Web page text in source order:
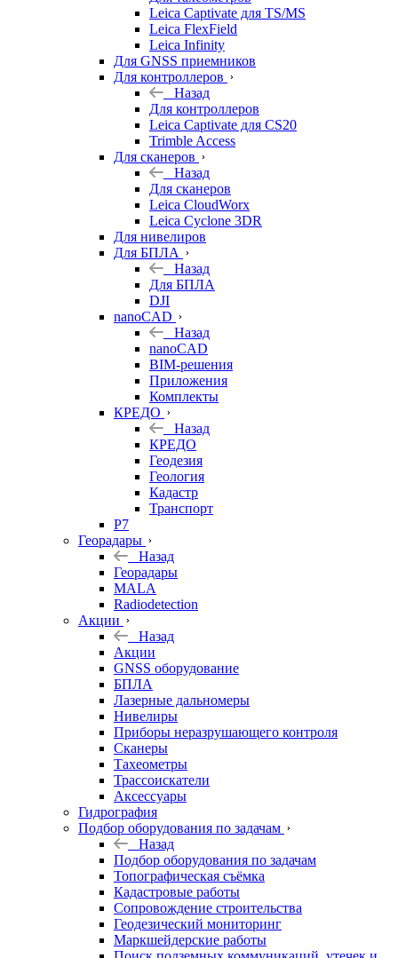
Leica Captivate для TS/MS
Leica FlexField
Leica Infinity
Для GNSS приемников
Для контроллеров
Назад
Для контроллеров
Leica Captivate для CS20
Trimble Access
Для сканеров
Назад
Для сканеров
Leica CloudWorx
Leica Cyclone 3DR
Для нивелиров
Для БПЛА
Назад
Для БПЛА
DJI
nanoCAD
Назад
nanoCAD
BIM-решения
Приложения
Комплекты
КРЕДО
Назад
КРЕДО
Геодезия
Геология
Кадастр
Транспорт
Р7
Георадары
Назад
Георадары
MALA
Radiodetection
Акции
Назад
Акции
GNSS оборудование
БПЛА
Лазерные дальномеры
Нивелиры
Приборы неразрушающего контроля
Сканеры
Тахеометры
Трассоискатели
Аксессуары
Гидрография
Подбор оборудования по задачам
Назад
Подбор оборудования по задачам
Топографическая съёмка
Кадастровые работы
Сопровождение строительства
Геодезический мониторинг
Маркшейдерские работы